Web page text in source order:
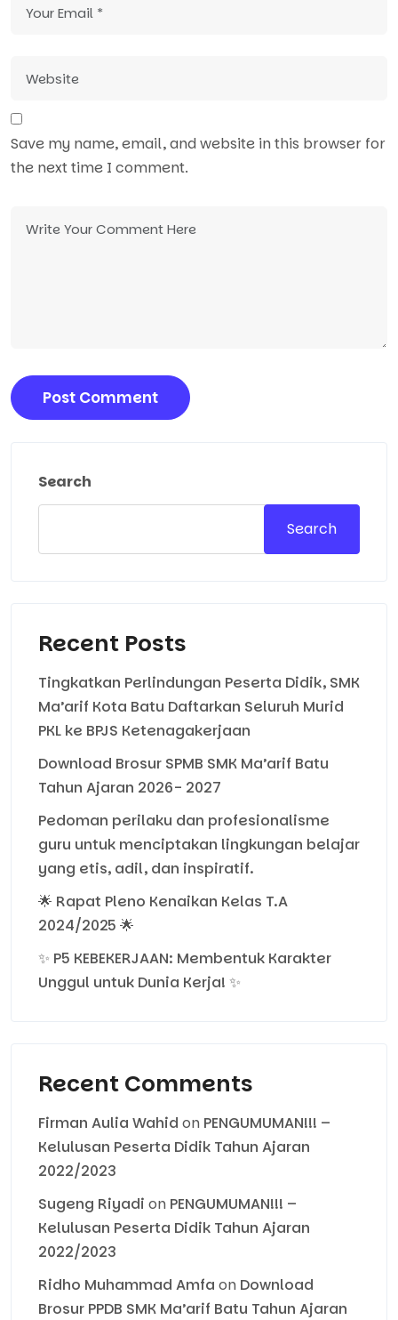
Save my name, email, and website in this browser for
the next time I comment.
Search
Search
Recent Posts
Tingkatkan Perlindungan Peserta Didik, SMK
Ma’arif Kota Batu Daftarkan Seluruh Murid
PKL ke BPJS Ketenagakerjaan
Download Brosur SPMB SMK Ma’arif Batu
Tahun Ajaran 2026- 2027
Pedoman perilaku dan profesionalisme
guru untuk menciptakan lingkungan belajar
yang etis, adil, dan inspiratif.
🌟 Rapat Pleno Kenaikan Kelas T.A
2024/2025 🌟
✨ P5 KEBEKERJAAN: Membentuk Karakter
Unggul untuk Dunia Kerja! ✨
Recent Comments
Firman Aulia Wahid on PENGUMUMAN!!! –
Kelulusan Peserta Didik Tahun Ajaran
2022/2023
Sugeng Riyadi on PENGUMUMAN!!! –
Kelulusan Peserta Didik Tahun Ajaran
2022/2023
Ridho Muhammad Amfa on Download
Brosur PPDB SMK Ma’arif Batu Tahun Ajaran